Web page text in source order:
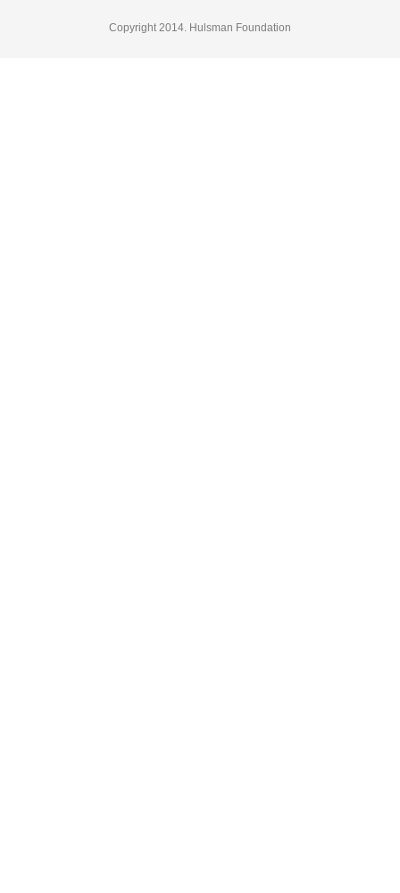
Copyright 2014. Hulsman Foundation